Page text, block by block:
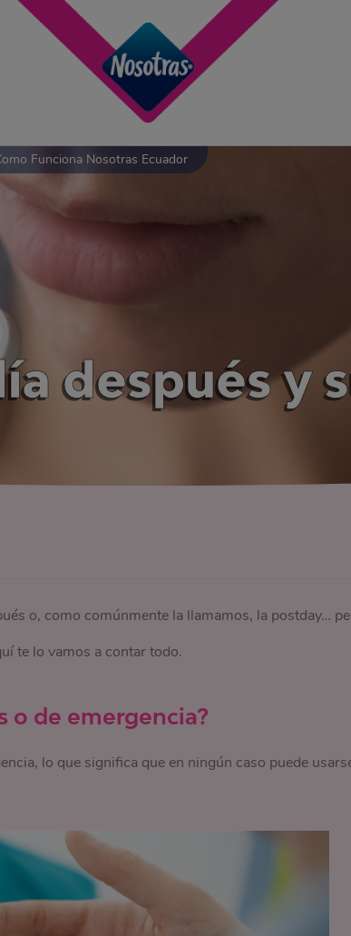
después y
Funciona Nosotras Ecuador
o, como comúnmente la llamamos, la postday…
te lo vamos a contar todo.
o de emergencia?
lo que significa que en ningún caso puede